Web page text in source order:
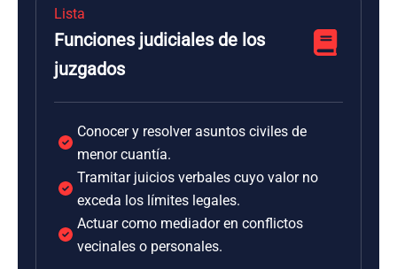
Lista
Funciones judiciales de los
juzgados
Conocer y resolver asuntos civiles de
menor cuantía.
Tramitar juicios verbales cuyo valor no
exceda los límites legales.
Actuar como mediador en conflictos
vecinales o personales.